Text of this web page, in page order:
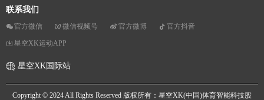
联系我们
官方微信 微信视频号 官方微博 官方抖音
星空XK运动APP
星空XK国际站
Copyright © 2024 All Rights Reserved 版权所有：星空XK(中国)体育智能科技股